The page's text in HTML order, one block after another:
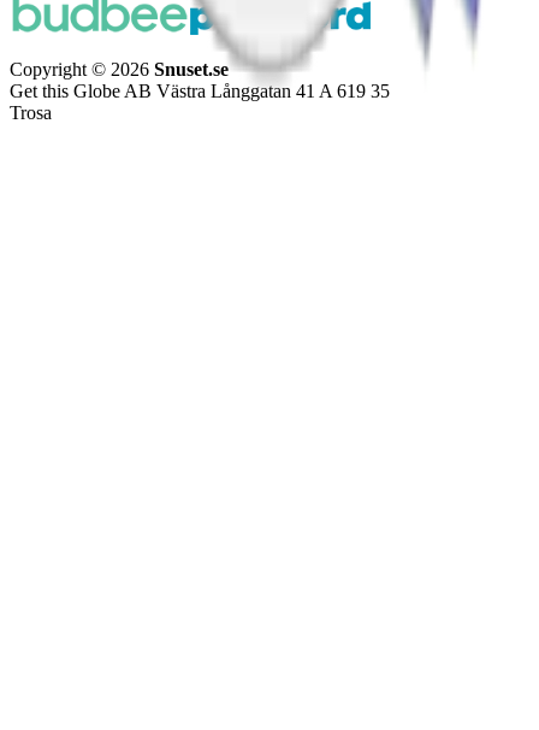
Copyright © 2026 Snuset.se
Get this Globe AB Västra Långgatan 41 A 619 35
Trosa